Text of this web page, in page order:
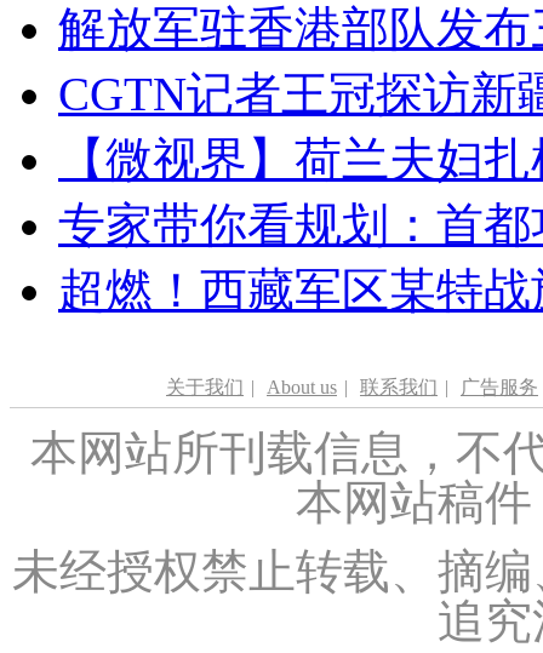
解放军驻香港部队发
CGTN记者王冠探访新
【微视界】荷兰夫妇
专家带你看规划：首
超燃！西藏军区某特
关于我们 | About us | 联系我们 | 广告服务
本网站所刊载信息，不
本网站稿
未经授权禁止转载、摘
追